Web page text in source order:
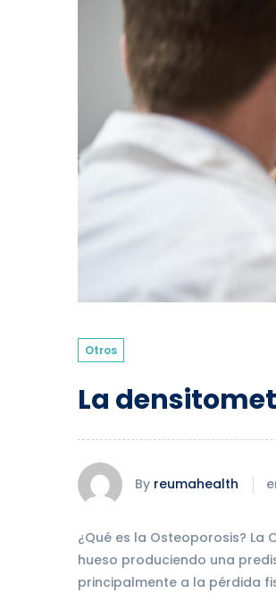
Otros
La
By reumahealth
¿Qué es la Osteoporosis?
hueso produciendo una
principalmente a la pérdida